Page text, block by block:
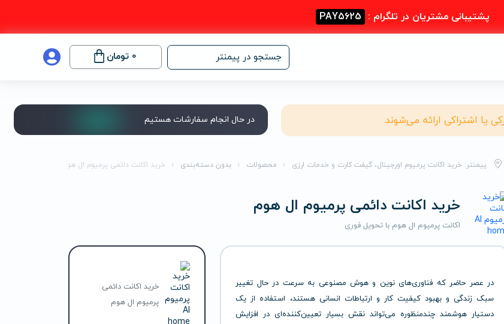
پشتیبانی مشتریان در تلگرام : PAY5625
جستجو در پیمنتر 0 تومان
یا اشتراکی ارائه می‌شوند. در حال انجام سفارشات هستیم
پیمنتر: خرید اکانت پرمیوم اورجینال، گیفت کارت و خدمات ارزی محصولات بدون دسته‌بندی خرید اکانت دائمی پرمیوم ال هوم
خرید اکانت دائمی پرمیوم ال هوم
اکانت پرمیوم ال هوم با تحویل فوری
در عصر حاضر که فناوری‌های نوین و هوش مصنوعی به سرعت در حال تغییر
سبک زندگی و بهبود کیفیت کار و ارتباطات انسانی هستند، استفاده از یک
دستیار هوشمند چندمنظوره می‌تواند نقش بسیار تعیین‌کننده‌ای در افزایش
خرید اکانت دائمی
پرمیوم ال هوم